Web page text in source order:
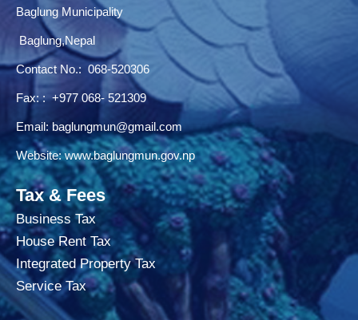
Baglung Municipality
Baglung,Nepal
Contact No.: 068-520306
Fax: : +977 068- 521309
Email: baglungmun@gmail.com
Website:www.baglungmun.gov.np
Tax & Fees
Business Tax
House Rent Tax
Integrated Property Tax
Service Tax